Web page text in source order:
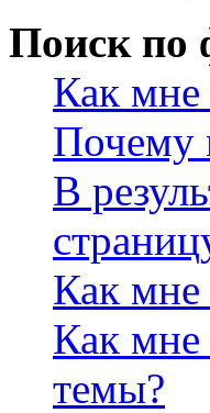
Поиск по
Как
Почему
В
Как мне
Как мне
темы?